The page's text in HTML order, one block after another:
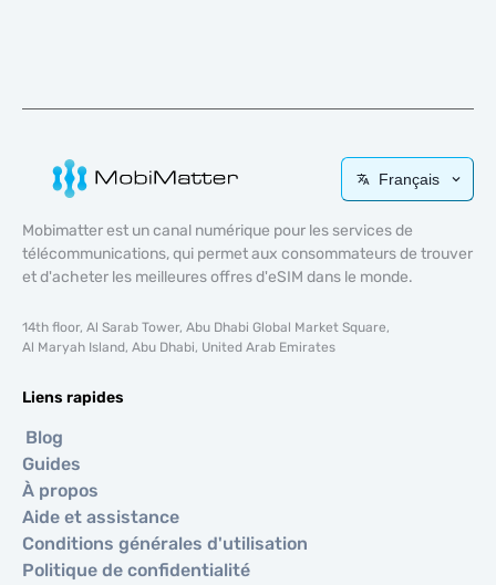
Français
Mobimatter est un canal numérique pour les services de
télécommunications, qui permet aux consommateurs de trouver
et d'acheter les meilleures offres d'eSIM dans le monde.
14th floor, Al Sarab Tower, Abu Dhabi Global Market Square,
Al Maryah Island, Abu Dhabi, United Arab Emirates
Liens rapides
Blog
Guides
À propos
Aide et assistance
Conditions générales d'utilisation
Politique de confidentialité